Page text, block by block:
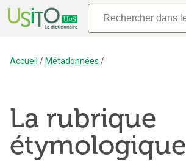
Accueil /Métadonnées /
La rubrique
étymologique